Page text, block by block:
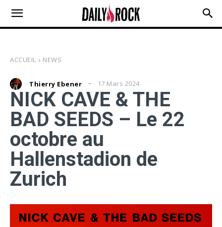
ACCUEIL NEWS
Thierry Ebener 17 Mars 2024
NICK CAVE & THE
BAD SEEDS – Le 22
octobre au
Hallenstadion de
Zurich